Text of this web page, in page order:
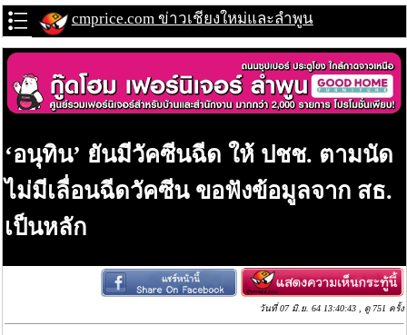
cmprice.com ข่าวเชียงใหม่และลำพูน
‘อนุทิน’ ยันมีวัคซีนฉีด ให้ ปชช. ตามนัด
ไม่มีเลื่อนฉีดวัคซีน ขอฟังข้อมูลจาก สธ.
เป็นหลัก
วันที่ 07 มิ.ย. 64 13:40:43 , ดู 751 ครั้ง